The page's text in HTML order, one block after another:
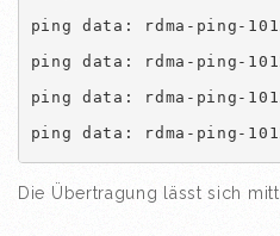
ping data: rdma-ping-
ping data: rdma-ping-
ping data: rdma-ping-
ping data: rdma-ping-
Die Übertragung lässt sich